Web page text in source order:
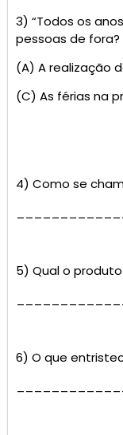
3) “Todos os
pessoas de fora?
(A) A
(C) As
4) Como se
5) Qual o
6) O que